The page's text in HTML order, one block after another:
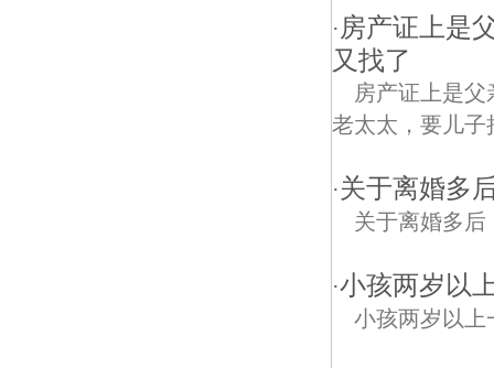
· 房产证上是
又找了
房产证上是
老太太，要儿子
·关于离婚多
关于离婚多后
·小孩两岁以
小孩两岁以上